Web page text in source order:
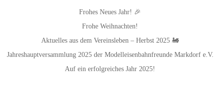
Frohes Neues Jahr! 🎉
Frohe Weihnachten!
Aktuelles aus dem Vereinsleben – Herbst 2025 🚂
Jahreshauptversammlung 2025 der Modelleisenbahnfreunde Markdorf e.V.
Auf ein erfolgreiches Jahr 2025!